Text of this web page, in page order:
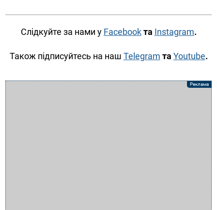
Слідкуйте за нами у Facebookта Instagram.
Також підписуйтесь на наш Telegram та Youtube.